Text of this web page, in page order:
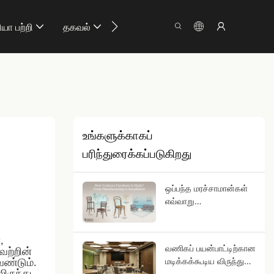
பற்றி தகவல் எங்களை தொடர்புக
,
உங்களுக்காகப்
பரிந்துரைக்கப்படுகிறது
ஒப்பந்த மரச்சாமான்கள்
எவ்வாறு
வணிகப் பயன்பாட்டிற்கான
மடிக்கக்கூடிய விருந்து